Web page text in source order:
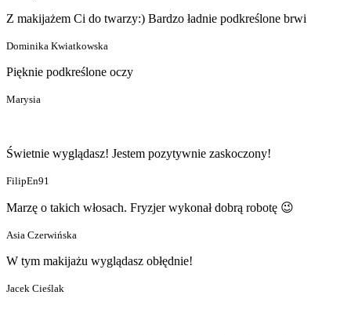
Z makijażem Ci do twarzy:) Bardzo ładnie podkreślone brwi
Dominika Kwiatkowska
Pięknie podkreślone oczy
Marysia
Świetnie wyglądasz! Jestem pozytywnie zaskoczony!
FilipEn91
Marzę o takich włosach. Fryzjer wykonał dobrą robotę 😉
Asia Czerwińska
W tym makijażu wyglądasz obłędnie!
Jacek Cieślak